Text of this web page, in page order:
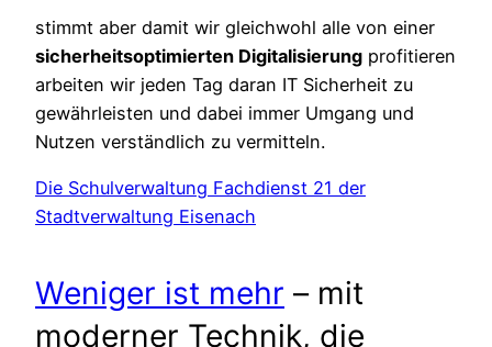
stimmt aber damit wir gleichwohl alle von einer
sicherheitsoptimierten Digitalisierung profitieren
arbeiten wir jeden Tag daran IT Sicherheit zu
gewährleisten und dabei immer Umgang und
Nutzen verständlich zu vermitteln.
Die Schulverwaltung Fachdienst 21 der
Stadtverwaltung Eisenach
Weniger ist mehr – mit
moderner Technik, die